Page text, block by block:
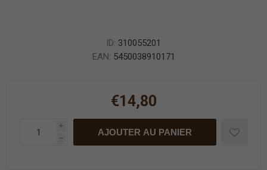
ID: 310055201
EAN: 5450038910171
€14,80
i
h
AJOUTER AU PANIER